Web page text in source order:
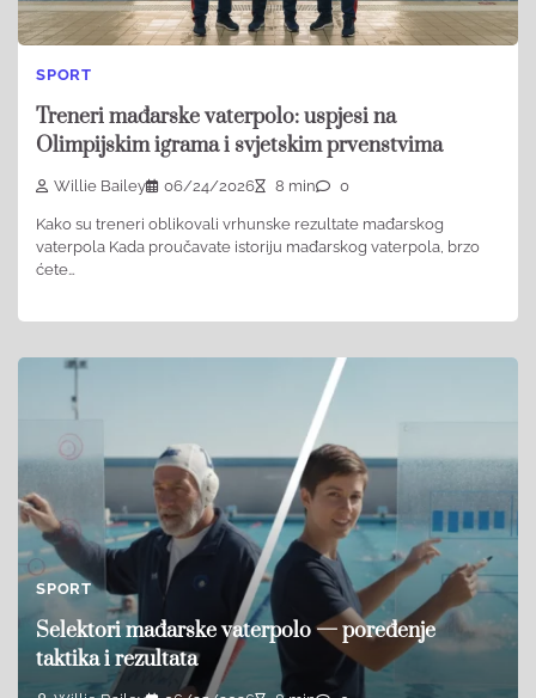
SPORT
Treneri mađarske vaterpolo: uspjesi na
Olimpijskim igrama i svjetskim prvenstvima
Willie Bailey 06/24/2026 8 min 0
Kako su treneri oblikovali vrhunske rezultate mađarskog
vaterpola Kada proučavate istoriju mađarskog vaterpola, brzo
ćete…
SPORT
Selektori mađarske vaterpolo — poređenje
taktika i rezultata